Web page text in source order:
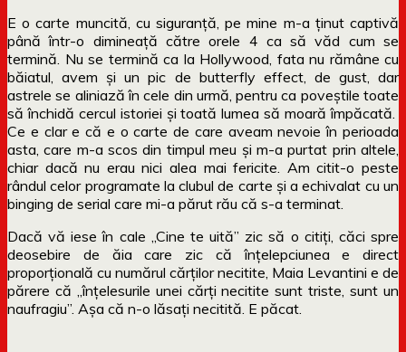
E o carte muncită, cu siguranță, pe mine m-a ținut captivă
până într-o dimineață către orele 4 ca să văd cum se
termină. Nu se termină ca la Hollywood, fata nu rămâne cu
băiatul, avem și un pic de butterfly effect, de gust, dar
astrele se aliniază în cele din urmă, pentru ca poveștile toate
să închidă cercul istoriei și toată lumea să moară împăcată.
Ce e clar e că e o carte de care aveam nevoie în perioada
asta, care m-a scos din timpul meu și m-a purtat prin altele,
chiar dacă nu erau nici alea mai fericite. Am citit-o peste
rândul celor programate la clubul de carte și a echivalat cu un
binging de serial care mi-a părut rău că s-a terminat.
Dacă vă iese în cale „Cine te uită” zic să o citiți, căci spre
deosebire de ăia care zic că înțelepciunea e direct
proporțională cu numărul cărților necitite, Maia Levantini e de
părere că „înțelesurile unei cărți necitite sunt triste, sunt un
naufragiu”. Așa că n-o lăsați necitită. E păcat.